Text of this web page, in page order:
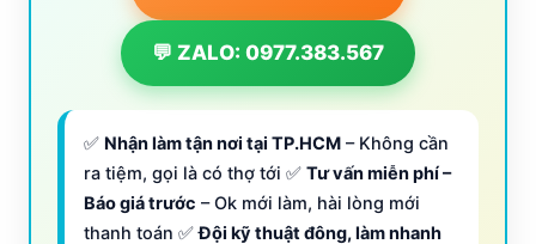
💬 ZALO: 0977.383.567
✅ Nhận làm tận nơi tại TP.HCM – Không cần
ra tiệm, gọi là có thợ tới ✅ Tư vấn miễn phí –
Báo giá trước – Ok mới làm, hài lòng mới
thanh toán ✅Đội kỹ thuật đông, làm nhanh